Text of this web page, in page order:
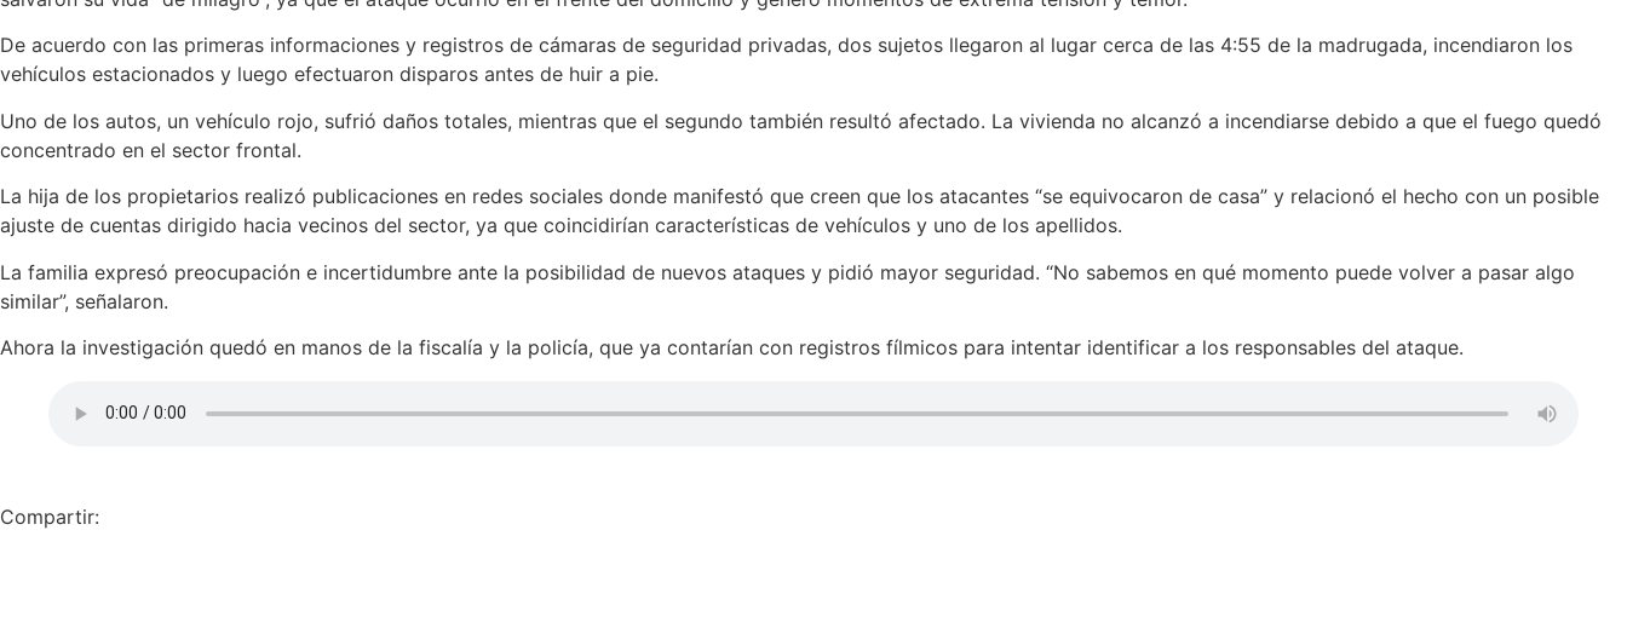
De acuerdo con las primeras informaciones y registros de cámaras de seguridad privadas, dos sujetos llegaron al lugar cerca de las 4:55 de la madrugada, incendiaron los
vehículos estacionados y luego efectuaron disparos antes de huir a pie.
Uno de los autos, un vehículo rojo, sufrió daños totales, mientras que el segundo también resultó afectado. La vivienda no alcanzó a incendiarse debido a que el fuego quedó
concentrado en el sector frontal.
La hija de los propietarios realizó publicaciones en redes sociales donde manifestó que creen que los atacantes “se equivocaron de casa” y relacionó el hecho con un posible
ajuste de cuentas dirigido hacia vecinos del sector, ya que coincidirían características de vehículos y uno de los apellidos.
La familia expresó preocupación e incertidumbre ante la posibilidad de nuevos ataques y pidió mayor seguridad. “No sabemos en qué momento puede volver a pasar algo
similar”, señalaron.
Ahora la investigación quedó en manos de la fiscalía y la policía, que ya contarían con registros fílmicos para intentar identificar a los responsables del ataque.
Compartir: